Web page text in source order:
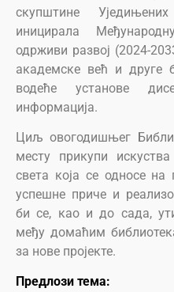
скупштине
иницирала
одрживи развој (2024-
академске већ и друге
водеће установе
информација.
Циљ овогодишњег
месту прикупи
света која се односе
успешне приче и
би се, као и до сада,
међу домаћим
за нове пројекте.
Предлози тема: